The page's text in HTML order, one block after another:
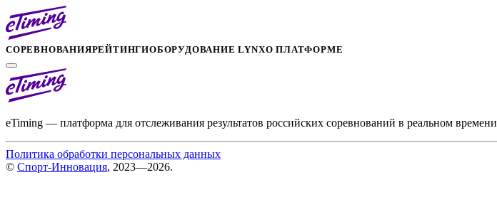
СОРЕВНОВАНИЯРЕЙТИНГИОБОРУДОВАНИЕ LYNXО ПЛАТФОРМЕ
eTiming — платформа для отслеживания результатов российских соревнований в реальном времени
Политика обработки персональных данных
© Спорт-Инновация, 2023—2026.